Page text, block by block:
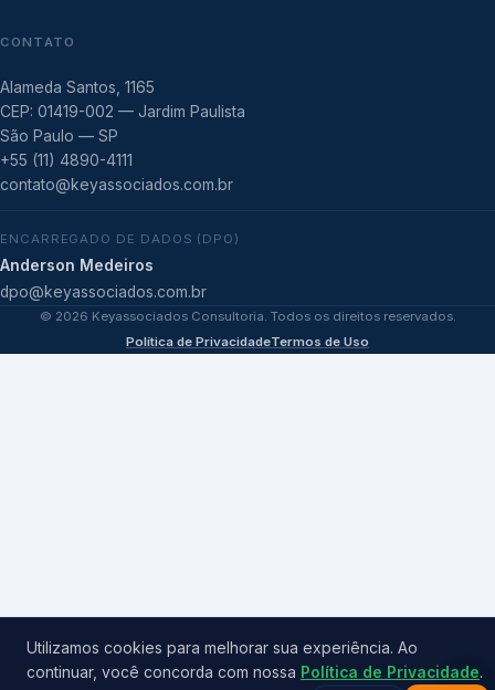
CONTATO
Alameda Santos, 1165
CEP: 01419-002 — Jardim Paulista
São Paulo — SP
+55 (11) 4890-4111
contato@keyassociados.com.br
ENCARREGADO DE DADOS (DPO)
Anderson Medeiros
dpo@keyassociados.com.br
© 2026 Keyassociados Consultoria. Todos os direitos reservados.
Política de PrivacidadeTermos de Uso
Utilizamos cookies para melhorar sua experiência. Ao
continuar, você concorda com nossa Política de Privacidade.